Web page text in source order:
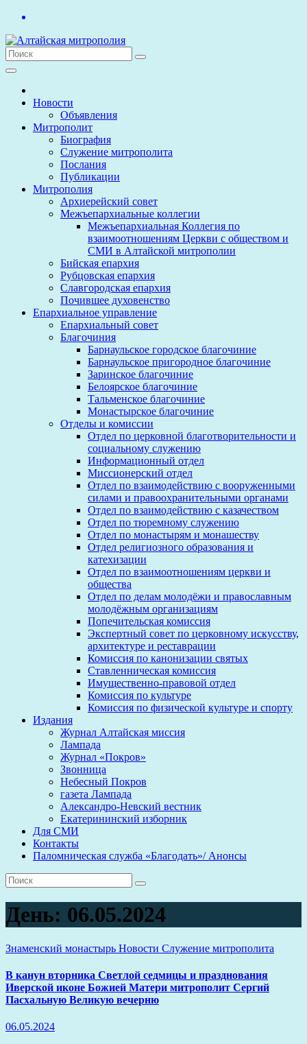
Перейти
содержимому
Новости
Объявления
Митрополит
Биография
Служение митрополита
Послания
Публикации
Митрополия
Архиерейский совет
Межъепархиальные коллегии
Межъепархиальная Коллегия по
взаимоотношениям Церкви с обществом и
СМИ в Алтайской митрополии
Бийская епархия
Рубцовская епархия
Славгородская епархия
Почившее духовенство
Епархиальное управление
Епархиальный совет
Благочиния
Барнаульское городское благочиние
Барнаульское пригородное благочиние
Заринское благочиние
Белоярское благочиние
Тальменское благочиние
Монастырское благочиние
Отделы и комиссии
Отдел по церковной благотворительности и
социальному служению
Информационный отдел
Миссионерский отдел
Отдел по взаимодействию с вооруженными
силами и правоохранительными органами
Отдел по взаимодействию с казачеством
Отдел по тюремному служению
Отдел по монастырям и монашеству
Отдел религиозного образования и
катехизации
Отдел по взаимоотношениям церкви и
общества
Отдел по делам молодёжи и православным
молодёжным организациям
Попечительская комиссия
Экспертный совет по церковному искусству,
архитектуре и реставрации
Комиссия по канонизации святых
Ставленническая комиссия
Имущественно-правовой отдел
Комиссия по культуре
Комиссия по физической культуре и спорту
Издания
Журнал Алтайская миссия
Лампада
Журнал «Покров»
Звонница
Небесный Покров
газета Лампада
Александро-Невский вестник
Екатерининский изборник
Для СМИ
Контакты
Паломническая служба «Благодать»/ Анонсы
День: 06.05.2024
Знаменский монастырь Новости Служение митрополита
В канун вторника Светлой седмицы и празднования
Иверской иконе Божией Матери митрополит Сергий
Пасхальную Великую вечерню
06.05.2024